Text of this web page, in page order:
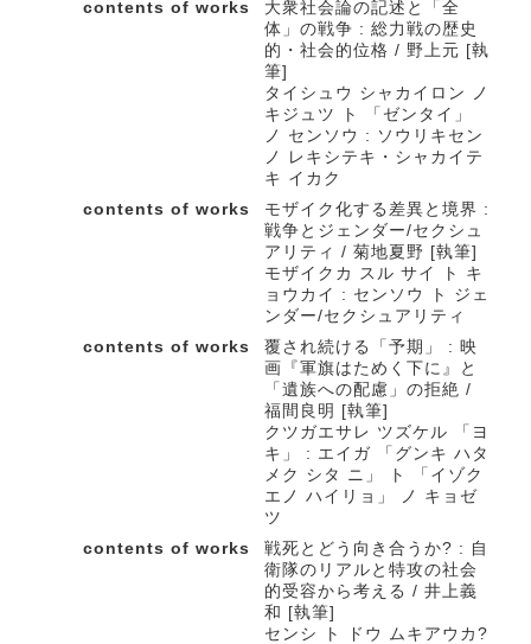
contents of works
大衆社会論の記述と「全
体」の戦争 : 総力戦の歴史
的・社会的位格 / 野上元 [執
筆]
タイシュウ シャカイロン ノ
キジュツ ト 「ゼンタイ」
ノ センソウ : ソウリキセン
ノ レキシテキ・シャカイテ
キ イカク
contents of works
モザイク化する差異と境界 :
戦争とジェンダー/セクシュ
アリティ / 菊地夏野 [執筆]
モザイクカ スル サイ ト キ
ョウカイ : センソウ ト ジェ
ンダー/セクシュアリティ
contents of works
覆され続ける「予期」 : 映
画『軍旗はためく下に』と
「遺族への配慮」の拒絶 /
福間良明 [執筆]
クツガエサレ ツズケル 「ヨ
キ」 : エイガ 「グンキ ハタ
メク シタ ニ」 ト 「イゾク
エノ ハイリョ」 ノ キョゼ
ツ
contents of works
戦死とどう向き合うか? : 自
衛隊のリアルと特攻の社会
的受容から考える / 井上義
和 [執筆]
センシ ト ドウ ムキアウカ?